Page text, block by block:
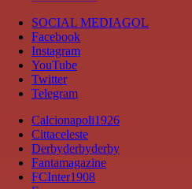
SOCIAL MEDIAGOL
Facebook
Instagram
YouTube
Twitter
Telegram
Calcionapoli1926
Cittaceleste
Derbyderbyderby
Fantamagazine
FCInter1908